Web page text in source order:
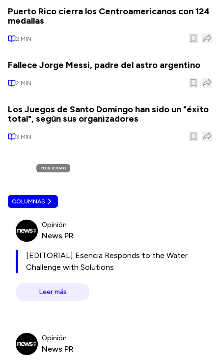
Puerto Rico cierra los Centroamericanos con 124
medallas
2 MIN
Fallece Jorge Messi, padre del astro argentino
2 MIN
Los Juegos de Santo Domingo han sido un "éxito
total", según sus organizadores
3 MIN
PUBLICIDAD
COLUMNAS
Opinión
News PR
[EDITORIAL] Esencia Responds to the Water
Challenge with Solutions
Leer más
Opinión
News PR